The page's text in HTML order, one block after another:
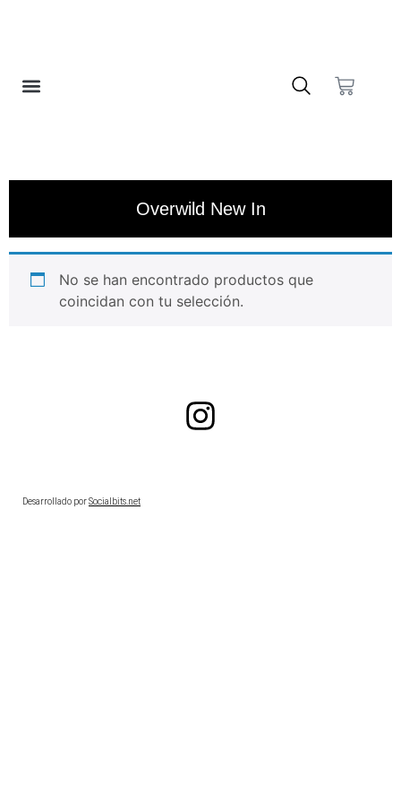
Overwild New In
No se han encontrado productos que
coincidan con tu selección.
Desarrollado porSocialbits.net